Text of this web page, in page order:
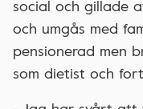
social och gillade
och umgås med
pensionerad men
som dietist och